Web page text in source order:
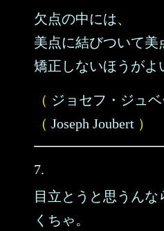
欠点の中には、
美点に結びついて美
矯正しないほうがよ
（ ジョセフ・ジュ
（ Joseph Joubert ）
7.
目立とうと思うん
くちゃ。